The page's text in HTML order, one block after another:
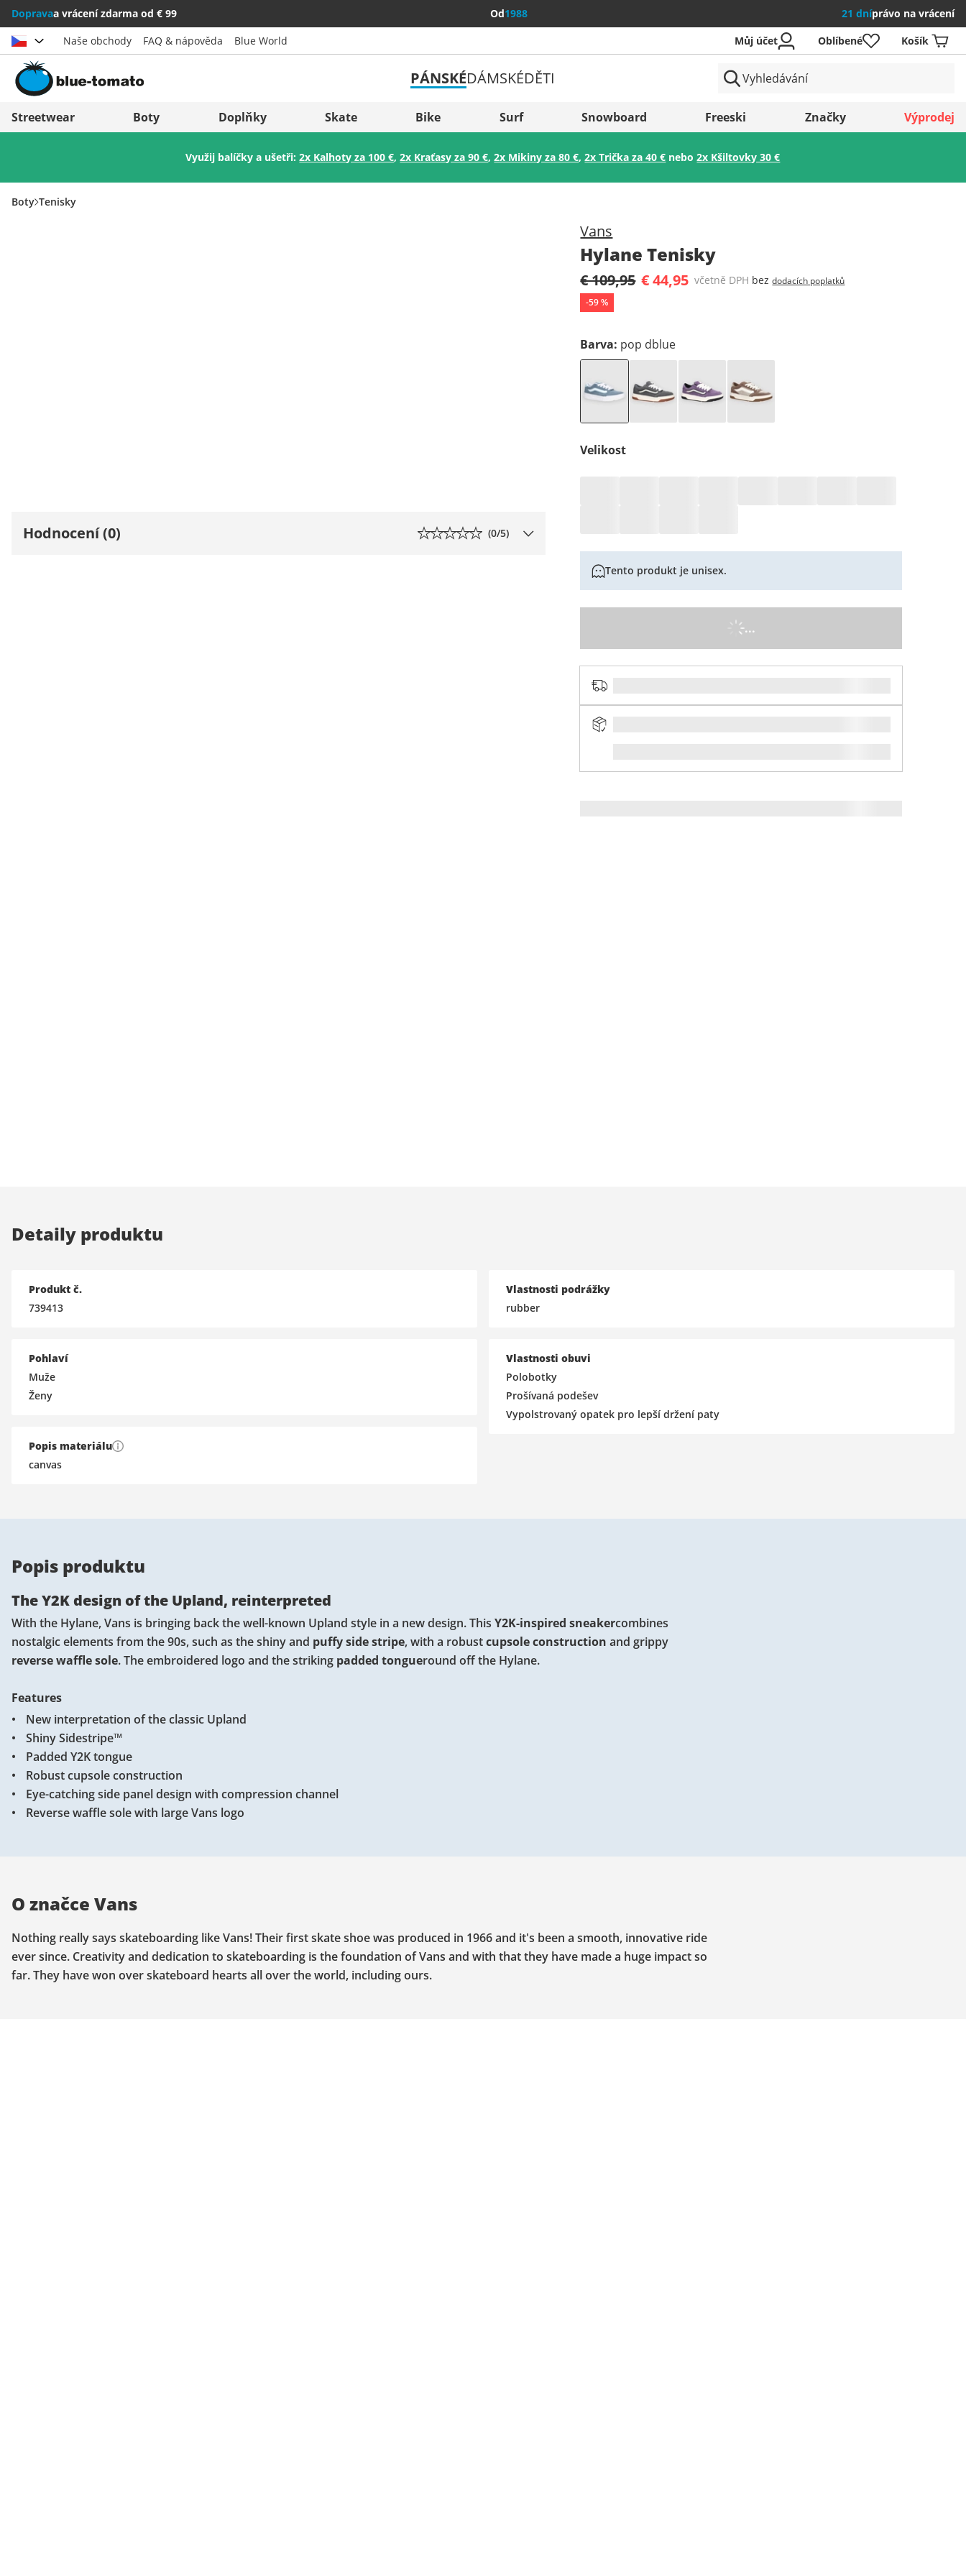
Dopravaa vrácení zdarma od € 99 Od1988 21 dníprávo na vrácení
Vybrat zemi
Österreich
Italia (Italiano)
Italien (Deutsch)
Slovenija
België (Nederlands)
Uložit
Naše obchody FAQ & nápověda Blue World Můj účet Oblíbené Košík
PÁNSKÉDÁMSKÉDĚTI
Streetwear Boty Doplňky Skate Bike Surf Snowboard Freeski Značky Výprodej
Využij balíčky a ušetři:2x Kalhoty za 100 €,2x Kraťasy za 90 €,2x Mikiny za 80 €,2x Trička za 40 € nebo2x Kšiltovky 30 €
Boty Tenisky
Vans
Hylane Tenisky
€ 109,95 € 44,95 včetně DPH bezdodacích poplatků
-59%
Barva: pop dblue
Velikost
Tento produkt je unisex.
...
Hodnocení (0) (0/5)
Detaily produktu
Produkt č.
739413
Pohlaví
Muže
Ženy
Popis materiálu
canvas
Vlastnosti podrážky
rubber
Vlastnosti obuvi
Polobotky
Prošívaná podešev
Vypolstrovaný opatek pro lepší držení paty
Popis produktu
The Y2K design of the Upland, reinterpreted
With the Hylane, Vans is bringing back the well-known Upland style in a new design. This Y2K-inspired sneakercombines
nostalgic elements from the 90s, such as the shiny and puffy side stripe, with a robustcupsole construction and grippy
reverse waffle sole. The embroidered logo and the striking padded tongueround off the Hylane.
Features
New interpretation of the classic Upland
Shiny Sidestripe™
Padded Y2K tongue
Robust cupsole construction
Eye-catching side panel design with compression channel
Reverse waffle sole with large Vans logo
O značce Vans
Nothing really says skateboarding like Vans! Their first skate shoe was produced in 1966 and it's been a smooth, innovative ride
ever since. Creativity and dedication to skateboarding is the foundation of Vans and with that they have made a huge impact so
far. They have won over skateboard hearts all over the world, including ours.